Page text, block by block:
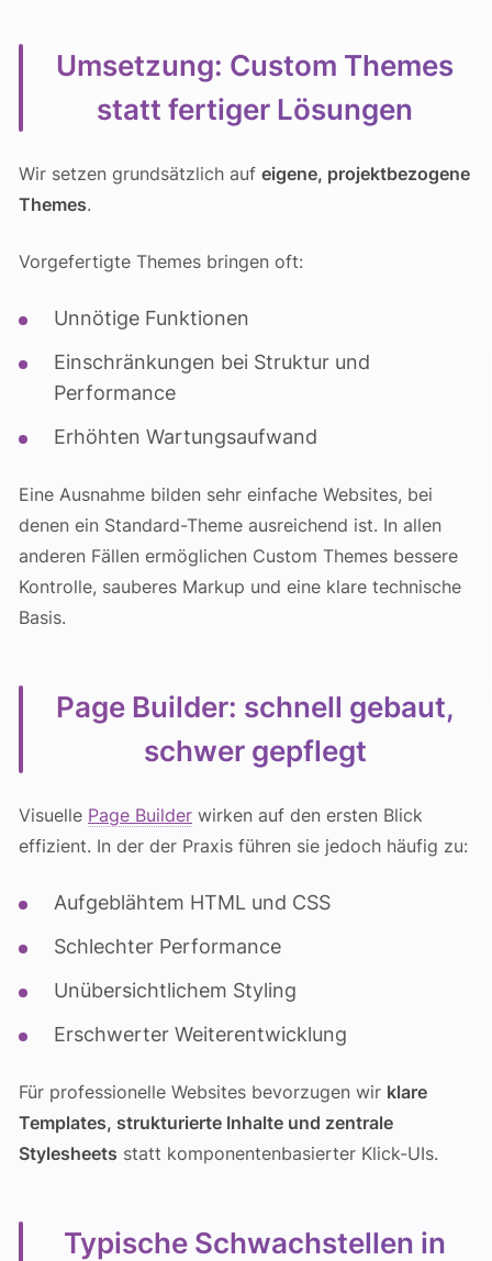
Umsetzung: Custom Themes
statt fertiger Lösungen
Wir setzen grundsätzlich auf eigene, projektbezogene
Themes.
Vorgefertigte Themes bringen oft:
Unnötige Funktionen
Einschränkungen bei Struktur und
Performance
Erhöhten Wartungsaufwand
Eine Ausnahme bilden sehr einfache Websites, bei
denen ein Standard-Theme ausreichend ist. In allen
anderen Fällen ermöglichen Custom Themes bessere
Kontrolle, sauberes Markup und eine klare technische
Basis.
Page Builder: schnell gebaut,
schwer gepflegt
Visuelle Page Builder wirken auf den ersten Blick
effizient. In der der Praxis führen sie jedoch häufig zu:
Aufgeblähtem HTML und CSS
Schlechter Performance
Unübersichtlichem Styling
Erschwerter Weiterentwicklung
Für professionelle Websites bevorzugen wir klare
Templates, strukturierte Inhalte und zentrale
Stylesheets statt komponentenbasierter Klick-UIs.
Typische Schwachstellen in